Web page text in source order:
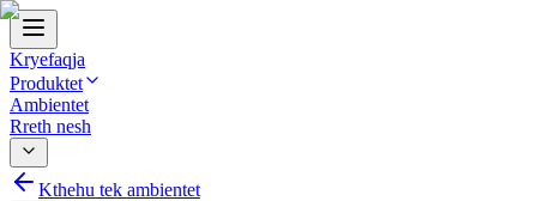
Kryefaqja
Produktet
Ambientet
Rreth nesh
Kthehu tek ambientet